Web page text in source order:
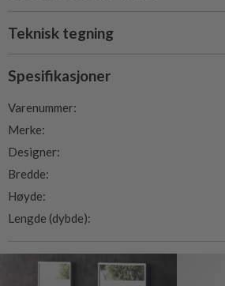
Teknisk tegning
Spesifikasjoner
Varenummer:
Merke:
Designer:
Bredde:
Høyde:
Lengde (dybde):